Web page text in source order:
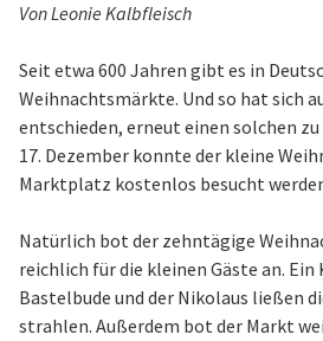
Von Leonie Kalbfleisch
Seit etwa 600 Jahren gibt es in
Weihnachtsmärkte. Und so hat sich
entschieden, erneut einen solchen
17. Dezember konnte der kleine
Marktplatz kostenlos besucht
Natürlich bot der zehntägige
reichlich für die kleinen Gäste an.
Bastelbude und der Nikolaus ließen
strahlen. Außerdem bot der Markt